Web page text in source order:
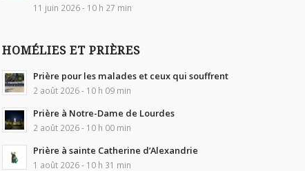
11 juin 2026 - 10 h 27 min
HOMÉLIES ET PRIÈRES
Prière pour les malades et ceux qui souffrent
2 août 2026 - 10 h 09 min
Prière à Notre-Dame de Lourdes
2 août 2026 - 10 h 00 min
Prière à sainte Catherine d’Alexandrie
1 août 2026 - 10 h 31 min